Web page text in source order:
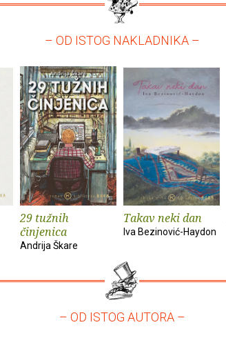
– OD ISTOG NAKLADNIKA –
29 tužnih
činjenica
Andrija Škare
Takav neki dan
Iva Bezinović-Haydon
– OD ISTOG AUTORA –